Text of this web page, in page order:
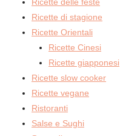
Ricette di stagione
Ricette Orientali
Ricette Cinesi
Ricette giapponesi
Ricette slow cooker
Ricette vegane
Ristoranti
Salse e Sughi